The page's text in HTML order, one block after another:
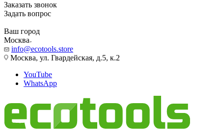
Заказать звонок
Задать вопрос
Ваш город
Москва
info@ecotools.store
Москва, ул. Гвардейская, д.5, к.2
YouTube
WhatsApp